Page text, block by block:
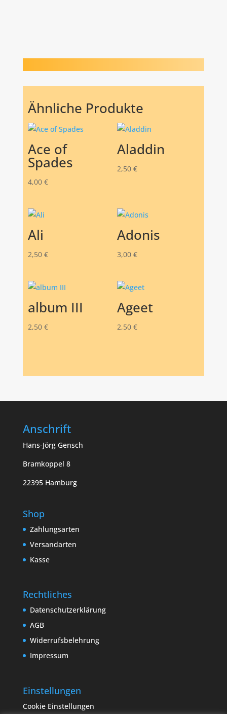
Ähnliche Produkte
Ace of
Spades
4,00 €
Aladdin
2,50 €
Ali
2,50 €
Adonis
3,00 €
album III
2,50 €
Ageet
2,50 €
Anschrift
Hans-Jörg Gensch
Bramkoppel 8
22395 Hamburg
Shop
Zahlungsarten
Versandarten
Kasse
Rechtliches
Datenschutzerklärung
AGB
Widerrufsbelehrung
Impressum
Einstellungen
Cookie Einstellungen